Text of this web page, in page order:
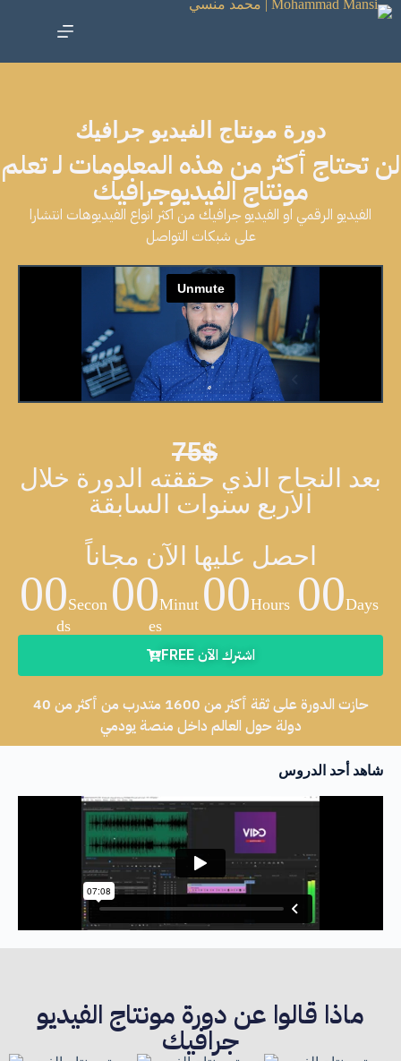
دورة مونتاج الفيديو جرافيك
لن تحتاج أكثر من هذه المعلومات لـ تعلم
مونتاج الفيديوجرافيك
الفيديو الرقمي او الفيديو جرافيك من اكثر انواع الفيديوهات انتشارا
على شبكات التواصل
75$
بعد النجاح الذي حققته الدورة خلال
الاربع سنوات السابقة
احصل عليها الآن مجاناً
00Days
00Hours
00Minut
es
00Secon
ds
اشترك الآن FREE
حازت الدورة على ثقة أكثر من 1600 متدرب من أكثر من 40
دولة حول العالم داخل منصة يودمي
شاهد أحد الدروس
ماذا قالوا عن دورة مونتاج الفيديو
جرافيك